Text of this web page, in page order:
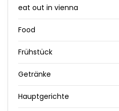
eat out in vienna
Food
Frühstück
Getränke
Hauptgerichte